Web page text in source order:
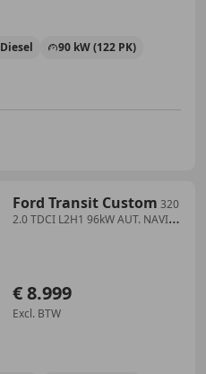
Diesel 90 kW (122 PK)
Ford Transit Custom 320
2.0 TDCI L2H1 96kW AUT. NAVI
€ 8.999
Excl. BTW